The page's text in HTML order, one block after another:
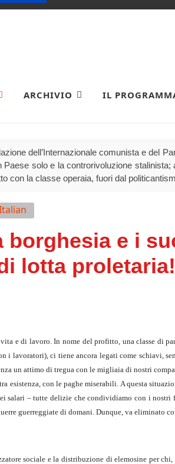
ARCHIVIO IL
dell’Internazionale comunista e del
solo e la controrivoluzione
con la classe operaia, fuori dal
borghesia e i
lotta proletaria!
e di lavoro. In nome del profitto, una classe di
i lavoratori), ci tiene ancora legati come schiavi,
un attimo di tregua con le migliaia di nostri
con le paghe miserabili. A questa
salari – tutte delizie che condividiamo con i
guerreggiate di domani. Dunque, va eliminato
sociale e la distribuzione di elemosine per